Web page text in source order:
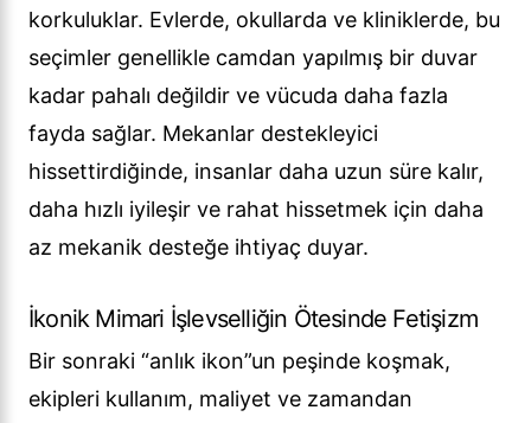
korkuluklar. Evlerde, okullarda ve kliniklerde, bu
seçimler genellikle camdan yapılmış bir duvar
kadar pahalı değildir ve vücuda daha fazla
fayda sağlar. Mekanlar destekleyici
hissettirdiğinde, insanlar daha uzun süre kalır,
daha hızlı iyileşir ve rahat hissetmek için daha
az mekanik desteğe ihtiyaç duyar.
İkonik Mimari İşlevselliğin Ötesinde Fetişizm
Bir sonraki “anlık ikon”un peşinde koşmak,
ekipleri kullanım, maliyet ve zamandan